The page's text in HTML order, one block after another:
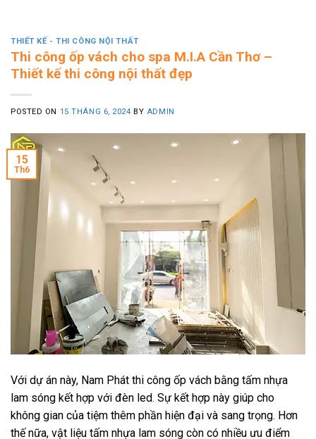
THIẾT KẾ - THI CÔNG NỘI THẤT
Thi công ốp vách cho spa M.I.A Cần Thơ –
Thiết kế thi công nội thất đẹp
POSTED ON 15 THÁNG 6, 2024 BY ADMIN
15
Th6
Với dự án này, Nam Phát thi công ốp vách bằng tấm nhựa
lam sóng kết hợp với đèn led. Sự kết hợp này giúp cho
không gian của tiệm thêm phần hiện đại và sang trọng. Hơn
thế nữa, vật liệu tấm nhựa lam sóng còn có nhiều ưu điểm